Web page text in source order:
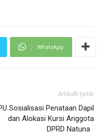
WhatsApp
Artikulli tjetër
Sosialisasi Penataan Dapil
dan Alokasi Kursi Anggota
DPRD Natuna